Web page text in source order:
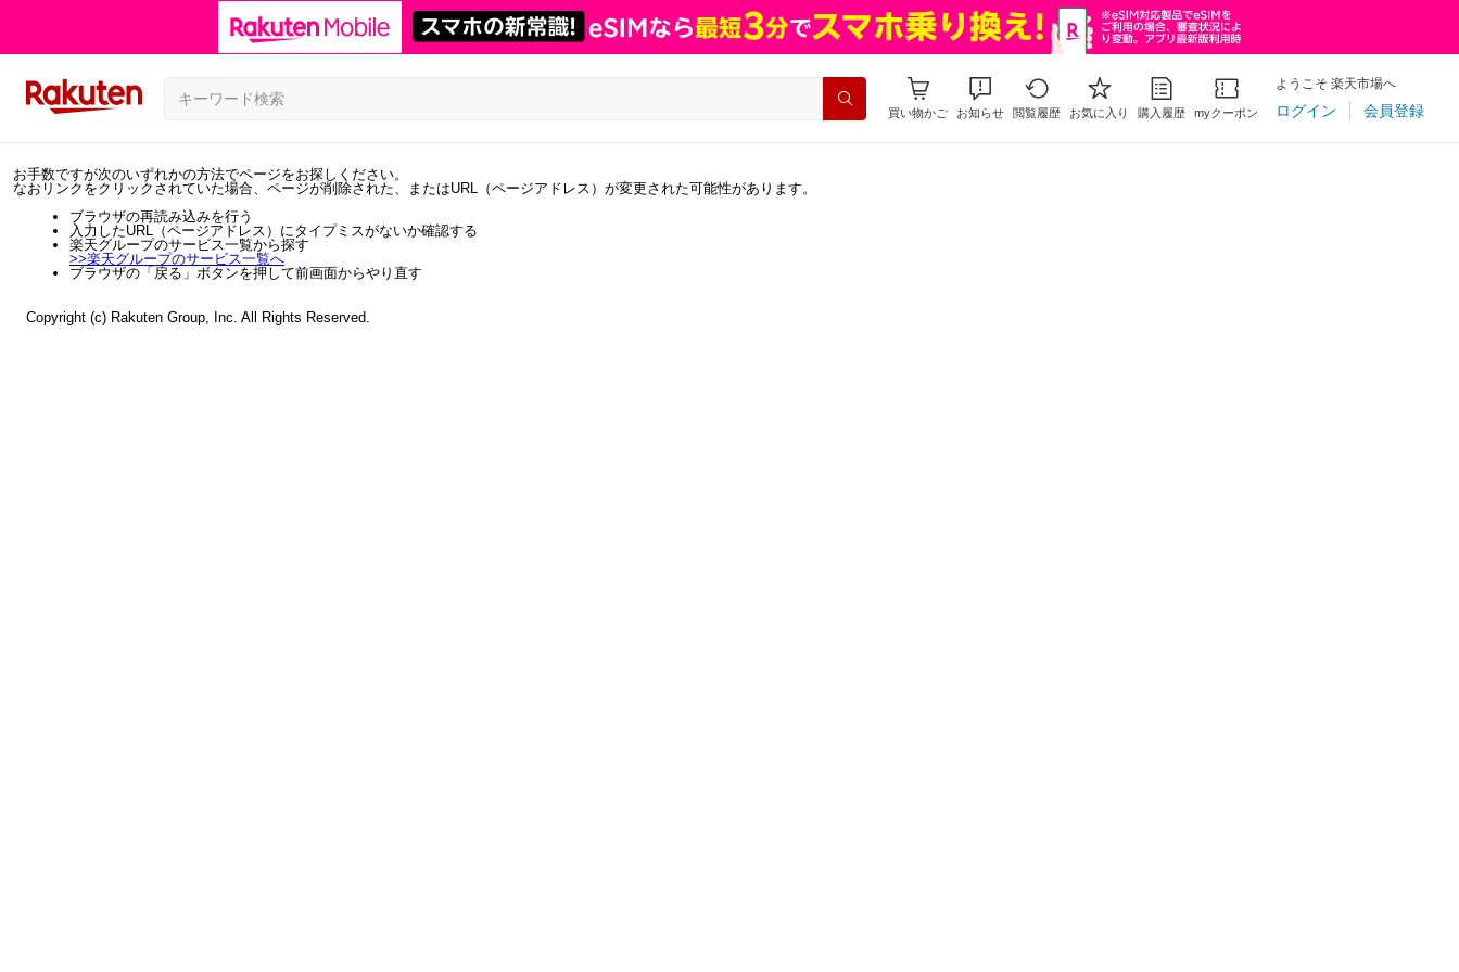
買い物かご お知らせ 閲覧履歴 お気に入り 購入履歴 myクーポン
ようこそ 楽天市場へ
ログイン 会員登録
お手数ですが次のいずれかの方法でページをお探しください。
なおリンクをクリックされていた場合、ページが削除された、またはURL（ページアドレス）が変更された可能性があります。
ブラウザの再読み込みを行う
入力したURL（ページアドレス）にタイプミスがないか確認する
楽天グループのサービス一覧から探す
>>楽天グループのサービス一覧へ
ブラウザの「戻る」ボタンを押して前画面からやり直す
Copyright (c) Rakuten Group, Inc. All Rights Reserved.